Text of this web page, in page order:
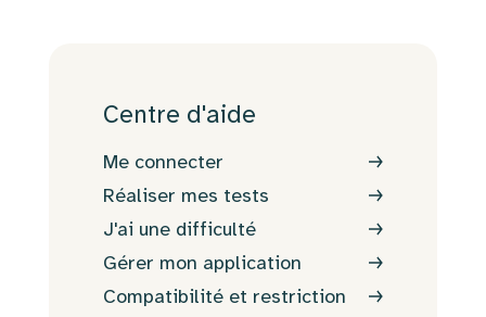
Centre d'aide
Me connecter
Réaliser mes tests⁠⁠
J'ai une difficulté
Gérer mon application
Compatibilité et restriction